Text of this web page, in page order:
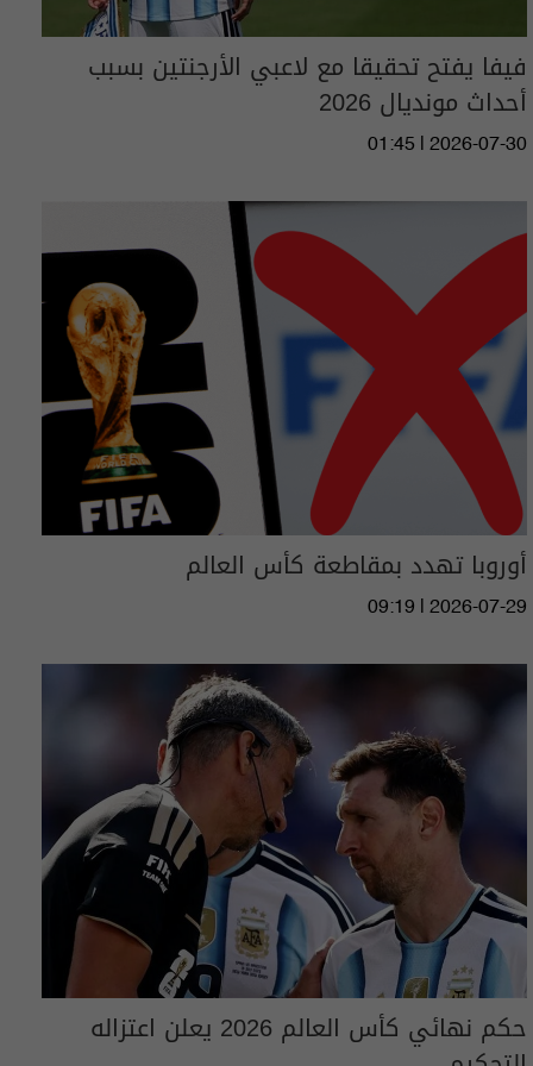
فيفا يفتح تحقيقا مع لاعبي الأرجنتين بسبب
أحداث مونديال 2026
01:45 | 2026-07-30
أوروبا تهدد بمقاطعة كأس العالم
09:19 | 2026-07-29
حكم نهائي كأس العالم 2026 يعلن اعتزاله